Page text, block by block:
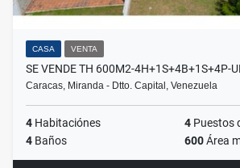
CASA VENTA
SE VENDE TH 600M2-4H+1S+4B+1S+4P-
Caracas, Miranda - Dtto. Capital, Venezuela
4 Habitaciónes 4 Puestos
4 Baños 600Área